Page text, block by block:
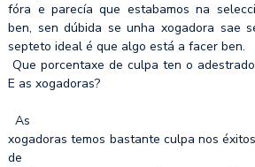
fóra e parecía que estabamos na
ben, sen dúbida se unha xogadora sae
septeto ideal é que algo está a facer ben.
Que porcentaxe de culpa ten o
E as xogadoras?
As
xogadoras temos bastante culpa nos
de